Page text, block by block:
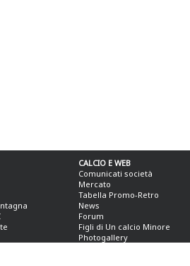
CALCIO E WEB
Comunicati società
Mercato
Tabella Promo-Retro
News
Forum
Figli di Un calcio Minore
Photogallery